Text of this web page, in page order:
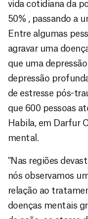
vida cotidiana da
50% , passando a
Entre algumas
agravar uma
que uma
depressão
de estresse pós-
que 600 pessoas
Habila, em Darfur
mental.
"Nas regiões
nós observamos
relação ao
doenças mentais